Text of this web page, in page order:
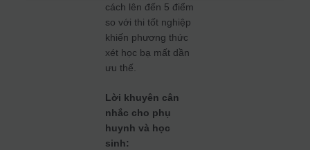
cách lên đến 5 điểm
so với thi tốt nghiệp
khiến phương thức
xét học bạ mất dần
ưu thế.
Lời khuyên cân
nhắc cho phụ
huynh và học
sinh: